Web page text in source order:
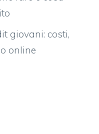
giovani: costi,
online